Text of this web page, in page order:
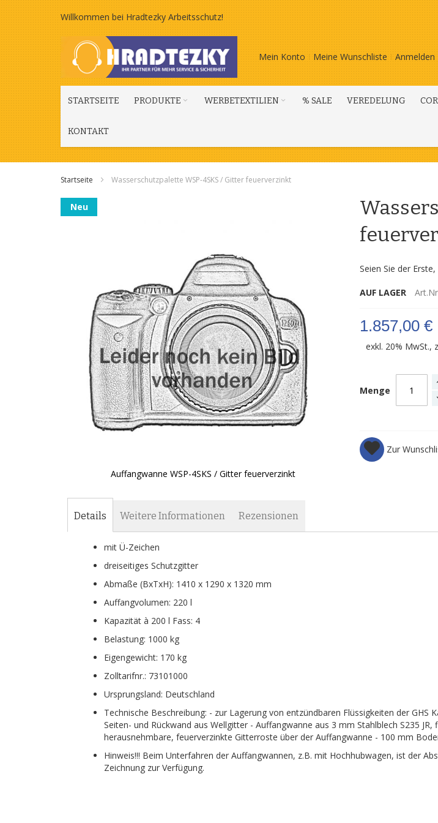
Zum
Inhalt
springen
Willkommen bei Hradtezky Arbeitsschutz!
Mein Konto Meine Wunschliste Anmelden
STARTSEITE PRODUKTE WERBETEXTILIEN % SALE VEREDELUNG
KONTAKT
Startseite Wasserschutzpalette WSP-4SKS / Gitter feuerverzinkt
Zum
Ende
Auffangwanne WSP-4SKS / Gitter feuerverzinkt
Anfang
Neu
Seien Sie der
AUF LAGER
1.857,00 €
exkl. 20% MwSt.,
Menge
Zur
Details
mit Ü-Zeichen
dreiseitiges Schutzgitter
Abmaße (BxTxH): 1410 x 1290 x 1320 mm
Auffangvolumen: 220 l
Kapazität à 200 l Fass: 4
Belastung: 1000 kg
Eigengewicht: 170 kg
Zolltarifnr.: 73101000
Ursprungsland: Deutschland
Technische Beschreibung: - zur Lagerung von entzündbaren Flüssigkeiten der
Seiten- und Rückwand aus Wellgitter - Auffangwanne aus 3 mm Stahlblech S235
herausnehmbare, feuerverzinkte Gitterroste über der Auffangwanne - 100 mm
Hinweis!!! Beim Unterfahren der Auffangwannen, z.B. mit Hochhubwagen, ist der
Zeichnung zur Verfügung.
Weitere Informationen Rezensionen